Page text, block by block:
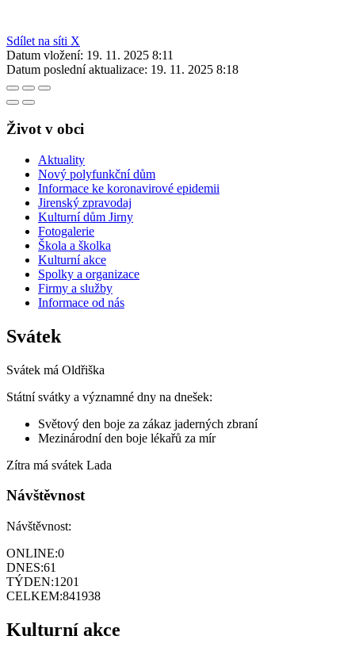
Sdílet na síti X
Datum vložení: 19. 11. 2025 8:11
Datum poslední aktualizace: 19. 11. 2025 8:18
Život v obci
Aktuality
Nový polyfunkční dům
Informace ke koronavirové epidemii
Jirenský zpravodaj
Kulturní dům Jirny
Fotogalerie
Škola a školka
Kulturní akce
Spolky a organizace
Firmy a služby
Informace od nás
Svátek
Svátek má Oldřiška
Státní svátky a významné dny na dnešek:
Světový den boje za zákaz jaderných zbraní
Mezinárodní den boje lékařů za mír
Zítra má svátek Lada
Návštěvnost
Návštěvnost:
ONLINE:0
DNES:61
TÝDEN:1201
CELKEM:841938
Kulturní akce